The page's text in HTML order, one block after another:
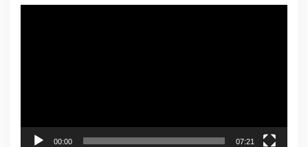
00:00 07:21